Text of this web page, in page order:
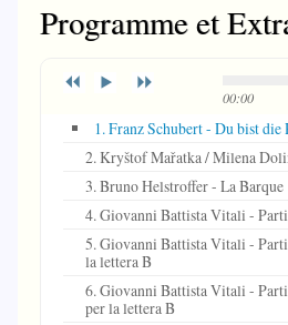
Programme et
00:00
1. Franz Schubert - Du bist die
2. Kryštof Mařatka / Milena
3. Bruno Helstroffer - La Barque
4. Giovanni Battista Vitali -
5. Giovanni Battista Vitali -
la lettera B
6. Giovanni Battista Vitali -
per la lettera B